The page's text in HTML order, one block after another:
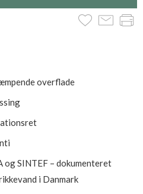
overflade
og SINTEF – dokumenteret
i Danmark